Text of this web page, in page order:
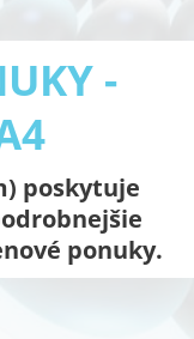
-
poskytuje
ponuky.